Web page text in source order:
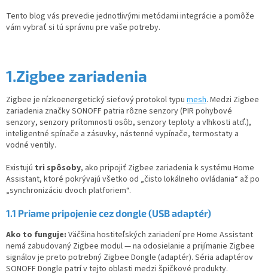
Tento blog vás prevedie jednotlivými metódami integrácie a pomôže
vám vybrať si tú správnu pre vaše potreby.
1.Zigbee zariadenia
Zigbee je nízkoenergetický sieťový protokol typu mesh. Medzi Zigbee
zariadenia značky SONOFF patria rôzne senzory (PIR pohybové
senzory, senzory prítomnosti osôb, senzory teploty a vlhkosti atď.),
inteligentné spínače a zásuvky, nástenné vypínače, termostaty a
vodné ventily.
Existujú tri spôsoby, ako pripojiť Zigbee zariadenia k systému Home
Assistant, ktoré pokrývajú všetko od „čisto lokálneho ovládania“ až po
„synchronizáciu dvoch platforiem“.
1.1 Priame pripojenie cez dongle (USB adaptér)
Ako to funguje: Väčšina hostiteľských zariadení pre Home Assistant
nemá zabudovaný Zigbee modul — na odosielanie a prijímanie Zigbee
signálov je preto potrebný Zigbee Dongle (adaptér). Séria adaptérov
SONOFF Dongle patrí v tejto oblasti medzi špičkové produkty.